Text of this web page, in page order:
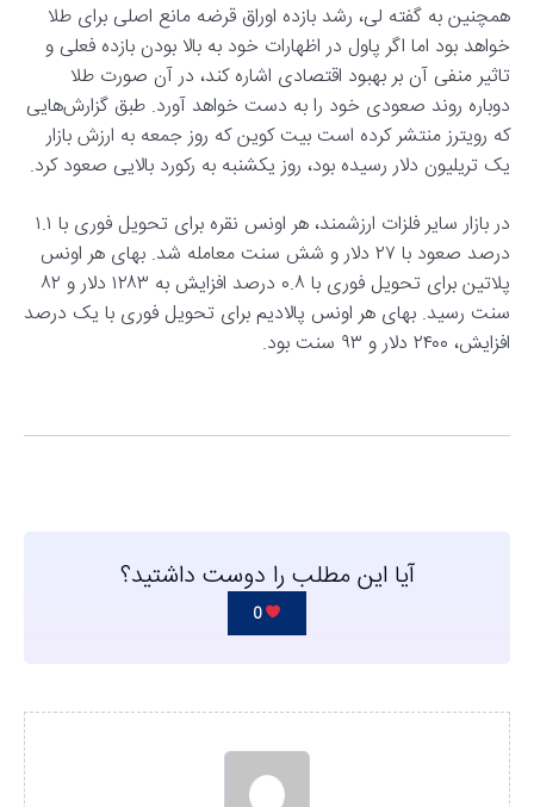
همچنین به گفته لی، رشد بازده اوراق قرضه مانع اصلی برای طلا
خواهد بود اما اگر پاول در اظهارات خود به بالا بودن بازده فعلی و
تاثیر منفی آن بر بهبود اقتصادی اشاره کند، در آن صورت طلا
دوباره روند صعودی خود را به دست خواهد آورد. طبق گزارش‌هایی
که رویترز منتشر کرده است بیت کوین که روز جمعه به ارزش بازار
یک تریلیون دلار رسیده بود، روز یکشنبه به رکورد بالایی صعود کرد.
در بازار سایر فلزات ارزشمند، هر اونس نقره برای تحویل فوری با ۱.۱
درصد صعود با ۲۷ دلار و شش سنت معامله شد. بهای هر اونس
پلاتین برای تحویل فوری با ۰.۸ درصد افزایش به ۱۲۸۳ دلار و ۸۲
سنت رسید. بهای هر اونس پالادیم برای تحویل فوری با یک درصد
افزایش، ۲۴۰۰ دلار و ۹۳ سنت بود.
آیا این مطلب را دوست داشتید؟
0